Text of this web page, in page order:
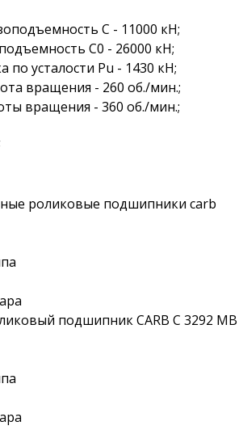
C - 11000 кН;
C0 - 26000 кН;
по усталости Pu - 1430 кН;
вращения - 260 об./мин.;
вращения - 360 об./мин.;
роликовые подшипники carb
подшипник CARB C 3292 MB